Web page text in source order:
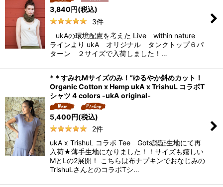
3,840円(税込)
3件
ukAの環境配慮を考えた Live within nature
ラインより ukA オリジナル タンクトップ６パ
ターン ２サイズで入荷しました！…
*＊すみれMサイズのみ！”ゆるやか斜めカット！
Organic Cotton x Hemp ukA x TrishuL コラボT
シャツ 4 colors -ukA original-
5,400円(税込)
2件
ukA x TrishuL コラボ Tee Gots認証生地にて再
入荷★薄手生地になりました！！サイズも嬉しい
MとLの2展開！ こちらは布ナプキンでおなじみの
TrishuLさんとのコラボTシ…